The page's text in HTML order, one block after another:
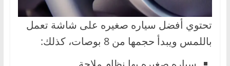
تحتوي أفضل سياره صغيره على شاشة تعمل
باللمس ويبدأ حجمها من 8 بوصات، كذلك: